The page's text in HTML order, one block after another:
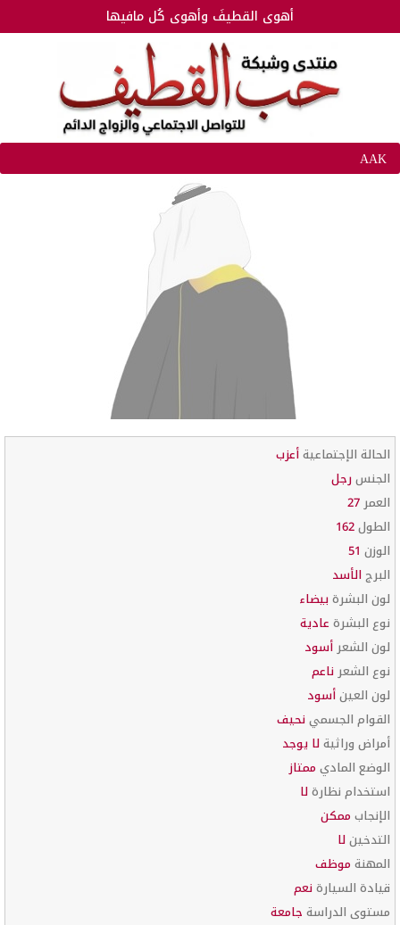
أهوى القطيفَ وأهوى كُل مافيها
AAK
الحالة الإجتماعيةأعزب
الجنسرجل
العمر27
الطول162
الوزن 51
البرجالأسد
لون البشرةبيضاء
نوع البشرة عادية
لون الشعرأسود
نوع الشعرناعم
لون العينأسود
القوام الجسمينحيف
أمراض وراثيةلا يوجد
الوضع المادي ممتاز
استخدام نظارةلا
الإنجاب ممكن
التدخينلا
المهنة موظف
قيادة السيارةنعم
مستوى الدراسة جامعة